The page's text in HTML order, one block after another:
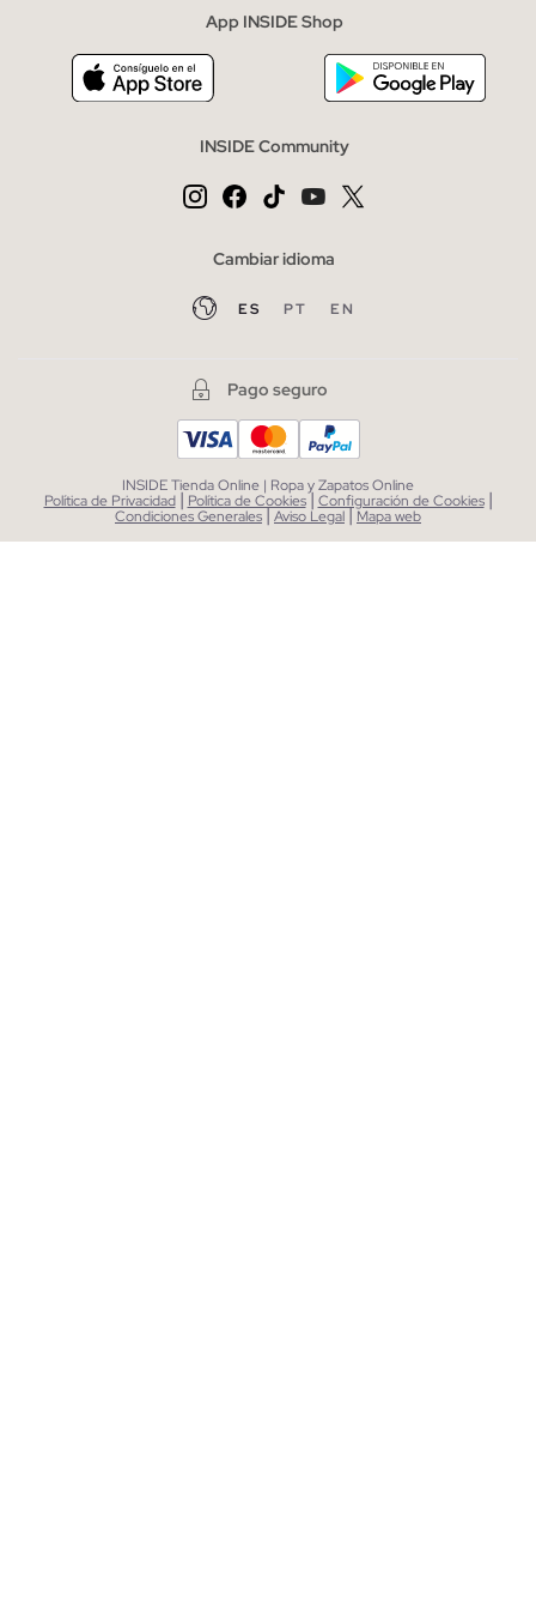
App INSIDE Shop
INSIDE Community
Cambiar idioma
ES PT EN
Pago seguro
INSIDE Tienda Online | Ropa y Zapatos Online
Política de Privacidad | Política de Cookies| Configuración de Cookies |
Condiciones Generales|Aviso Legal| Mapa web